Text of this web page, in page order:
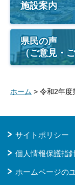
施設案内
県民の声
（ご意見・ご
ホーム > 令和2年度
サイトポリシー
個人情報保護指
ホームページの